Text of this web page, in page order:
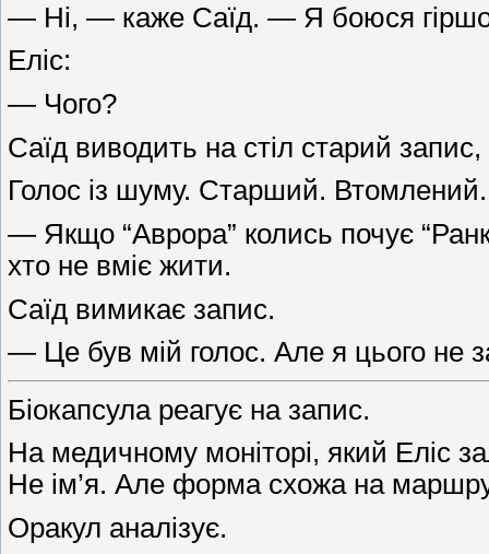
— Ні, — каже Саїд. — Я боюся
Еліс:
— Чого?
Саїд виводить на стіл старий
Голос із шуму. Старший.
— Якщо “Аврора” колись почує
хто не вміє жити.
Саїд вимикає запис.
— Це був мій голос. Але я цього не
Біокапсула реагує на запис.
На медичному моніторі, який Еліс
Не ім’я. Але форма схожа на
Оракул аналізує.